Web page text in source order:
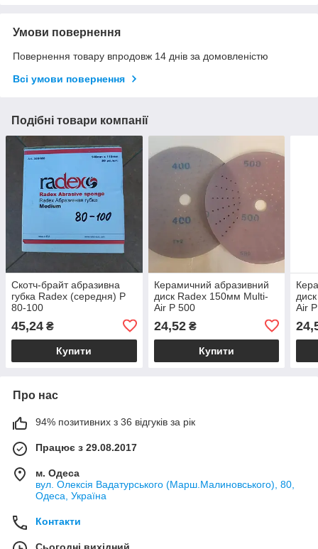
Умови повернення
Повернення товару впродовж 14 днів за домовленістю
Всі умови повернення
Подібні товари компанії
Скотч-брайт абразивна
губка Radex (середня) Р
80-100
45,24 ₴
Купити
Керамичний абразивний
диск Radex 150мм Multi-
Air Р 500
24,52₴
Купити
Air
Про нас
94% позитивних з 36 відгуків за рік
Працює з 29.08.2017
м. Одеса
вул. Олексія Вадатурського (Марш.Малиновського), 80,
Одеса, Україна
Контакти